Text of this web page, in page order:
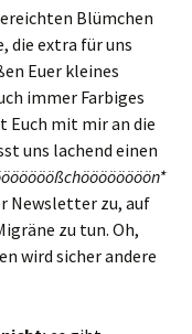
Blümchen
die extra für uns
Euer kleines
immer Farbiges
Euch mit mir an die
uns lachend einen
Newsletter zu, auf
zu tun. Oh,
wird sicher andere